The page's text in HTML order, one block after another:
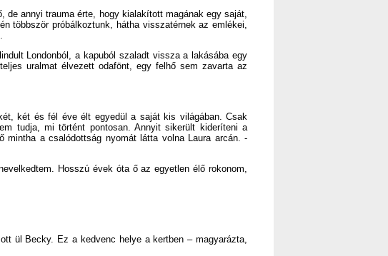
de annyi trauma érte, hogy kialakított magának egy saját,
többször próbálkoztunk, hátha visszatérnek az emlékei,
Londonból, a kapuból szaladt vissza a lakásába egy
uralmat élvezett odafönt, egy felhő sem zavarta az
két és fél éve élt egyedül a saját kis világában. Csak
tudja, mi történt pontosan. Annyit sikerült kideríteni a
mintha a csalódottság nyomát látta volna Laura arcán. -
Hosszú évek óta ő az egyetlen élő rokonom,
ül Becky. Ez a kedvenc helye a kertben – magyarázta,